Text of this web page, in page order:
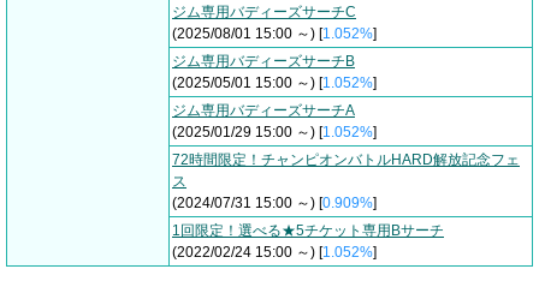
ジム専用バディーズサーチC
(2025/08/01 15:00 ～) [1.052%]
ジム専用バディーズサーチB
(2025/05/01 15:00 ～) [1.052%]
ジム専用バディーズサーチA
(2025/01/29 15:00 ～) [1.052%]
72時間限定！チャンピオンバトルHARD解放記念フェ
ス
(2024/07/31 15:00 ～) [0.909%]
1回限定！選べる★5チケット専用Bサーチ
(2022/02/24 15:00 ～) [1.052%]